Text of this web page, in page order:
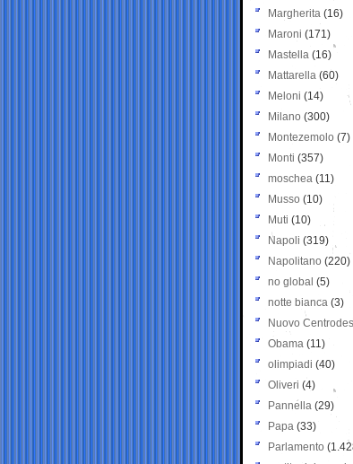
Margherita (16)
Maroni (171)
Mastella (16)
Mattarella (60)
Meloni (14)
Milano (300)
Montezemolo (7)
Monti (357)
moschea (11)
Musso (10)
Muti (10)
Napoli (319)
Napolitano (220)
no global (5)
notte bianca (3)
Nuovo
Obama (11)
olimpiadi (40)
Oliveri (4)
Pannella (29)
Papa (33)
Parlamento